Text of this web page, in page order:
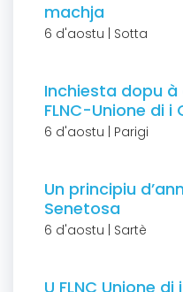
machja
6 d'aostu | Sotta
Inchiesta dopu
FLNC-Unione di
6 d'aostu | Parigi
Un principiu
Senetosa
6 d'aostu | Sartè
U FLNC Unione